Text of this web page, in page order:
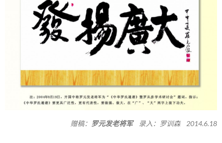
赠稿： 罗元发老将军录入：罗训森 2014.6.18